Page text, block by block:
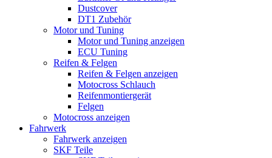
Dustcover
DT1 Zubehör
Motor und Tuning
Motor und Tuning anzeigen
ECU Tuning
Reifen & Felgen
Reifen & Felgen anzeigen
Motocross Schlauch
Reifenmontiergerät
Felgen
Motocross anzeigen
Fahrwerk
Fahrwerk anzeigen
SKF Teile